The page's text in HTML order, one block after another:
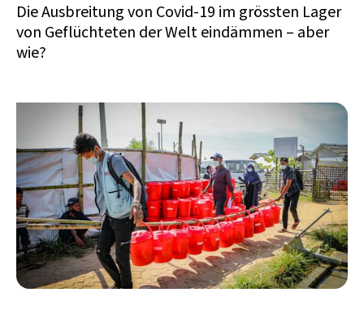
Die Ausbreitung von Covid-19 im grössten Lager
von Geflüchteten der Welt eindämmen – aber
wie?